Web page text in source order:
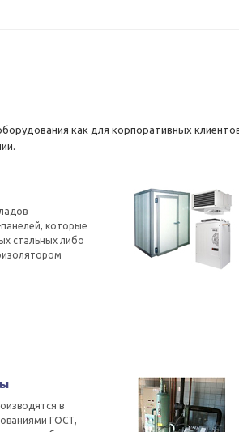
как для корпоративных
которые
стальных либо
в
ГОСТ,